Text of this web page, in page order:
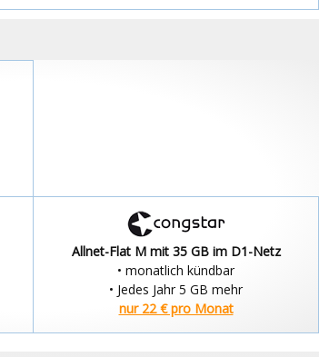
Allnet-Flat M mit 35 GB im D1-Netz
• monatlich kündbar
• Jedes Jahr 5 GB mehr
nur 22 € pro Monat